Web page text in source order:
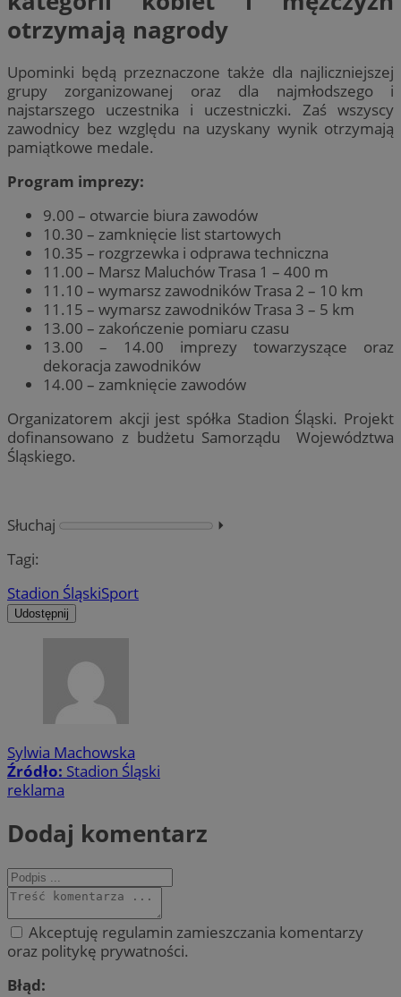
otrzymają nagrody
Upominki będą przeznaczone także dla najliczniejszej
grupy zorganizowanej oraz dla najmłodszego i
najstarszego uczestnika i uczestniczki. Zaś wszyscy
zawodnicy bez względu na uzyskany wynik otrzymają
pamiątkowe medale.
Program imprezy:
9.00 – otwarcie biura zawodów
10.30 – zamknięcie list startowych
10.35 – rozgrzewka i odprawa techniczna
11.00 – Marsz Maluchów Trasa 1 – 400 m
11.10 – wymarsz zawodników Trasa 2 – 10 km
11.15 – wymarsz zawodników Trasa 3 – 5 km
13.00 – zakończenie pomiaru czasu
13.00 – 14.00 imprezy towarzyszące oraz
dekoracja zawodników
14.00 – zamknięcie zawodów
Organizatorem akcji jest spółka Stadion Śląski. Projekt
dofinansowano z budżetu Samorządu Województwa
Śląskiego.
Słuchaj
⏵︎
Tagi:
Stadion ŚląskiSport
Udostępnij
Sylwia Machowska
Źródło: Stadion Śląski
reklama
Dodaj komentarz
Akceptuję regulamin zamieszczania komentarzy
oraz politykę prywatności.
Błąd: